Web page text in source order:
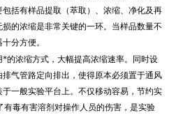
括有样品提取（萃取）、浓缩、净化及再
的浓缩是非常关键的一环。当样品数量不
分方便。
*的浓缩方式，大幅提高浓缩速率。同时设
气管路定向排出，使得原本必须置于通风
一般实验平台上。不仅移动容易，节约实
有毒有害溶剂对操作人员的伤害，是实验